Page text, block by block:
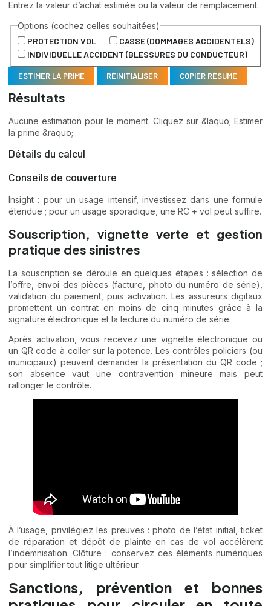
Entrez la valeur d’achat estimée ou la valeur de remplacement.
Options (cochez celles souhaitées)
PROTECTION VOL
CASSE (DOMMAGES ACCIDENTELS)
INDIVIDUELLE ACCIDENT (BLESSURES DU CONDUCTEUR)
ESTIMER LA PRIME RÉINITIALISER COPIER RÉSUMÉ
Résultats
Aucune estimation pour le moment. Cliquez sur &laquo; Estimer
la prime &raquo;.
Détails du calcul
Conseils de couverture
Insight : pour un usage intensif, investissez dans une formule
étendue ; pour un usage sporadique, une RC + vol peut suffire.
Souscription, vignette verte et gestion
pratique des sinistres
La souscription se déroule en quelques étapes : sélection de
l’offre, envoi des pièces (facture, photo du numéro de série),
validation du paiement, puis activation. Les assureurs digitaux
promettent un contrat en moins de cinq minutes grâce à la
signature électronique et la lecture du numéro de série.
Après activation, vous recevez une vignette électronique ou
un QR code à coller sur la potence. Les contrôles policiers (ou
municipaux) peuvent demander la présentation du QR code ;
son absence vaut une contravention mineure mais peut
rallonger le contrôle.
À l’usage, privilégiez les preuves : photo de l’état initial, ticket
de réparation et dépôt de plainte en cas de vol accélèrent
l’indemnisation. Clôture : conservez ces éléments numériques
pour simplifier tout litige ultérieur.
Sanctions, prévention et bonnes